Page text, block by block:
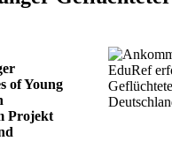
of Young
Projekt